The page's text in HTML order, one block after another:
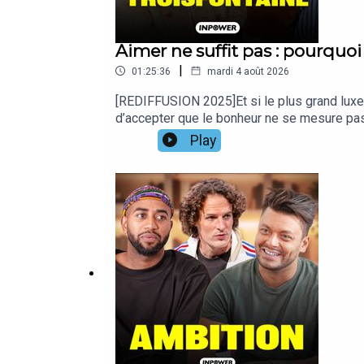
Aimer ne suffit pas :
01:25:36 | mardi 4 août 2026
[REDIFFUSION 2025]Et si le plus grand
d’accepter que le bonheur ne se mesure
décidé d’arrêter de courir après un rêve
la réussite parfaite et universelle.Dans cet
fécond,Pourquoi ralentir n’est pas
:https://www.instagram.com/
pour suivre mes aventures au quotidien
Play